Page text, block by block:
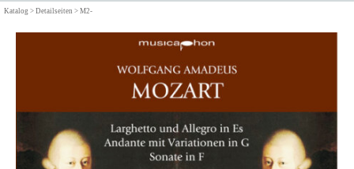
Katalog > Detailseiten > M2-